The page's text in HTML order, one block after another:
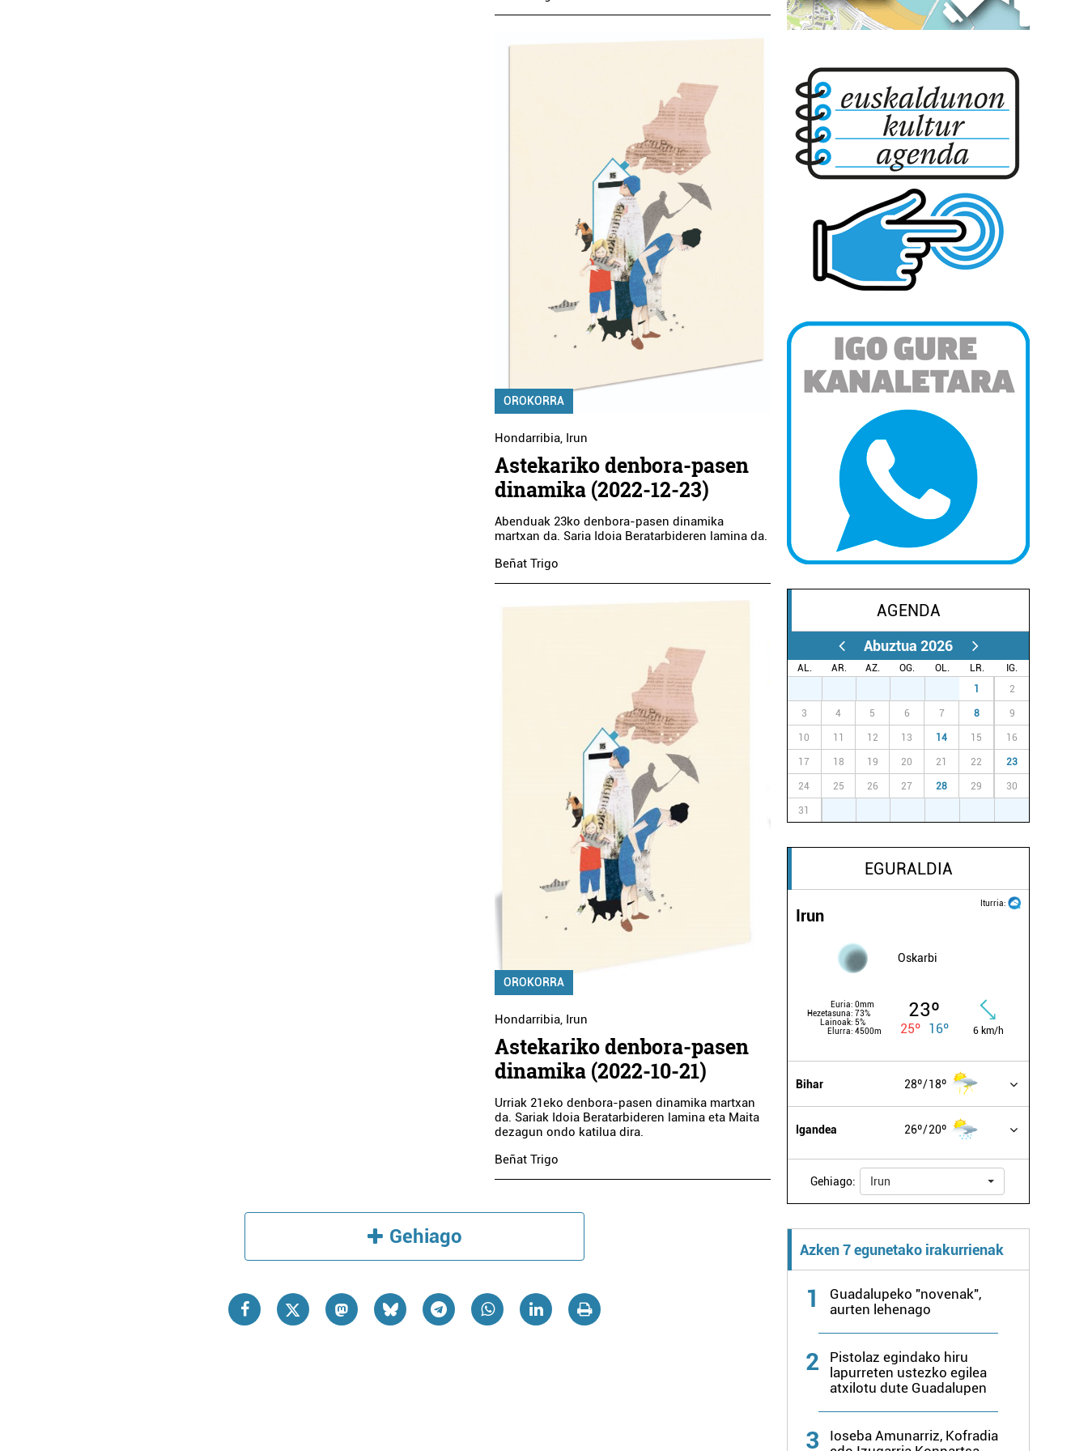
OROKORRA
Hondarribia, Irun
Astekariko denbora-pasen
dinamika (2022-12-23)
Abenduak 23ko denbora-pasen dinamika
martxan da. Saria Idoia Beratarbideren lamina da.
Beñat Trigo
OROKORRA
Hondarribia, Irun
Astekariko denbora-pasen
dinamika (2022-10-21)
Urriak 21eko denbora-pasen dinamika martxan
da. Sariak Idoia Beratarbideren lamina eta Maita
dezagun ondo katilua dira.
Beñat Trigo
Gehiago
AGENDA
Abuztua 2026
AL. AR. AZ. OG. OL. LR.
IG.
1 2
3 4 5 6 7 8 9
10 11 12 13 14 15 16
17 18 19 20 21 22 23
24 25 26 27 28 29 30
31
EGURALDIA
Iturria:
Irun
Oskarbi
Euria: 0mm
Hezetasuna: 73%
Lainoak: 5%
Elurra: 4500m
23º
25º 16º 6 km/h
Bihar 28º 18º
Igandea 26º 20º
Gehiago: Irun
Azken 7 egunetako irakurrienak
1
Guadalupeko "novenak",
aurten lehenago
2
Pistolaz egindako hiru
lapurreten ustezko egilea
atxilotu dute Guadalupen
3
Ioseba Amunarriz, Kofradia